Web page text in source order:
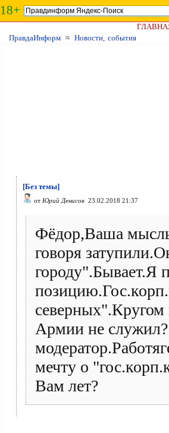
18+
ПравдаИнформ ≈ Новости, события
[Без темы]
от Юрий Денисов 23.02.2018 21:37
Фёдор,Ваша
говоря
Армии не
мечту о
Вам лет?